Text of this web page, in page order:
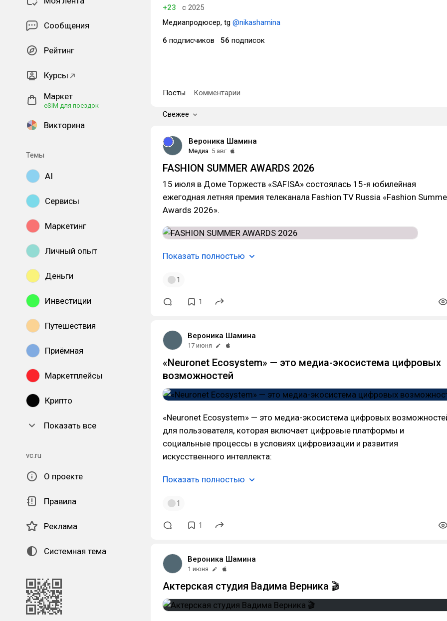
Сообщения
Рейтинг
Курсы
Маркет
eSIM для поездок
Викторина
Темы
AI
Сервисы
Маркетинг
Личный опыт
Деньги
Инвестиции
Путешествия
Приёмная
Маркетплейсы
Крипто
Показать все
vc.ru
О проекте
Правила
Реклама
Системная тема
+23
с 2025
Медиапродюсер, tg @nikashamina
6 подписчиков 56 подписок
Посты Комментарии
Свежее
Вероника Шамина
Медиа 5 авг
FASHION SUMMER AWARDS 2026
15 июля в Доме Торжеств «SAFISA» состоялась 15-я юбилейная
ежегодная летняя премия телеканала Fashion TV Russia «Fashion
Awards 2026».
Показать полностью
1
1
Вероника Шамина
17 июня
«Neuronet Еcosystem» — это медиа-экосистема цифровых
возможностей
«Neuronet Еcosystem» — это медиа-экосистема цифровых
для пользователя, которая включает цифровые платформы и
социальные процессы в условиях цифровизации и развития
искусственного интеллекта:
Показать полностью
1
1
Вероника Шамина
1 июня
Актерская студия Вадима Верника 🎬